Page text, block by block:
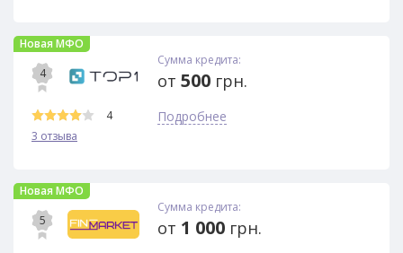
Новая МФО
4
4
3 отзыва
Сумма кредита:
от 500 грн.
Подробнее
Новая МФО
5
Сумма кредита:
от 1 000 грн.